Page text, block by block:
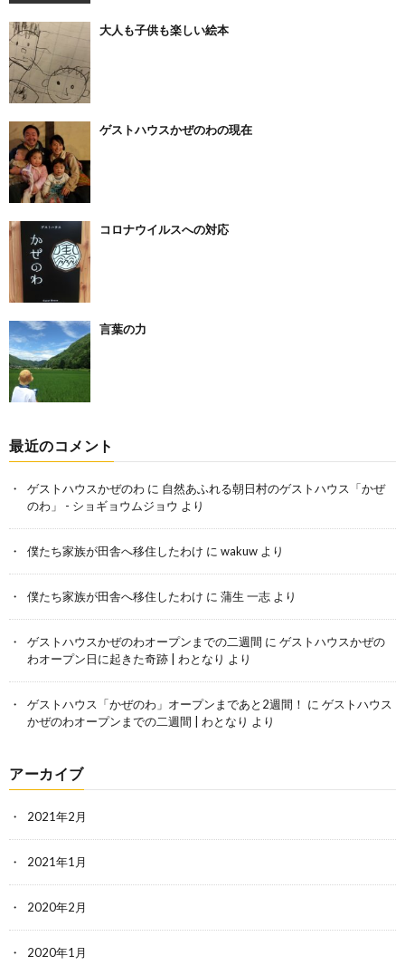
大人も子供も楽しい絵本
ゲストハウスかぜのわの現在
コロナウイルスへの対応
言葉の力
最近のコメント
ゲストハウスかぜのわ に 自然あふれる朝日村のゲストハウス「かぜ
のわ」 - ショギョウムジョウ より
僕たち家族が田舎へ移住したわけ に wakuw より
僕たち家族が田舎へ移住したわけ に 蒲生 一志 より
ゲストハウスかぜのわオープンまでの二週間 に ゲストハウスかぜの
わオープン日に起きた奇跡 | わとなり より
ゲストハウス「かぜのわ」オープンまであと2週間！ に ゲストハウス
かぜのわオープンまでの二週間 | わとなり より
アーカイブ
2021年2月
2021年1月
2020年2月
2020年1月